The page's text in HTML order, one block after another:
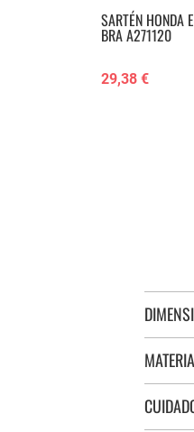
SARTÉN HONDA
BRA A271120
29,38 €